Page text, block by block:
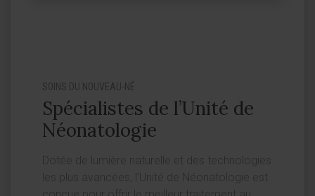
SOINS DU NOUVEAU-NÉ
Spécialistes de l’Unité de
Néonatologie
Dotée de lumière naturelle et des technologies
les plus avancées, l’Unité de Néonatologie est